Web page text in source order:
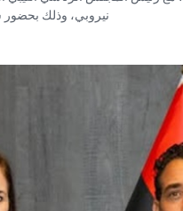
نيروبي، وذلك بحضور